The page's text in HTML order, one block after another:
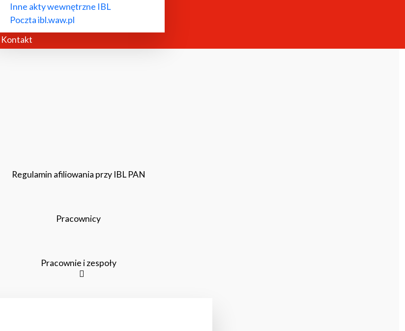
Inne akty wewnętrzne IBL
Poczta ibl.waw.pl
Kontakt
Rada Naukowa
Regulamin afiliowania przy IBL PAN
Pracownicy
Pracownie i zespoły